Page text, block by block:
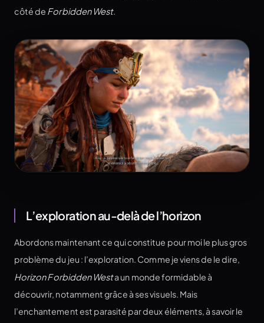
côté de Forbidden West.
L’exploration au-delà de l’horizon
Abordons maintenant ce qui constitue pour moi le plus gros
problème du jeu : l’exploration. Comme je viens de le dire,
Horizon Forbidden Westa un monde formidable à
découvrir, notamment grâce à ses visuels. Mais
l’enchantement est parasité par deux éléments, à savoir le